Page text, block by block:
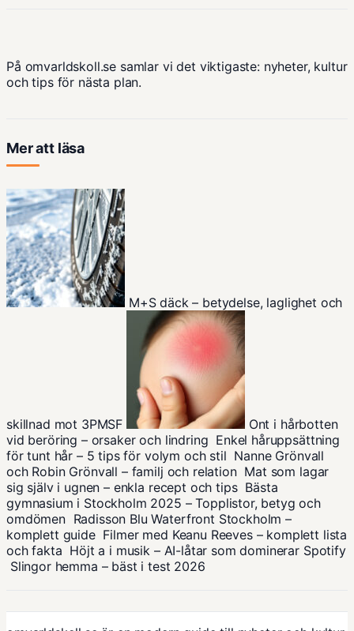
På omvarldskoll.se samlar vi det viktigaste: nyheter, kultur
och tips för nästa plan.
Mer att läsa
M+S däck – betydelse, laglighet och
skillnad mot 3PMSF
Ont i hårbotten
vid beröring – orsaker och lindring Enkel håruppsättning
för tunt hår – 5 tips för volym och stil Nanne Grönvall
och Robin Grönvall – familj och relation Mat som lagar
sig själv i ugnen – enkla recept och tips Bästa
gymnasium i Stockholm 2025 – Topplistor, betyg och
omdömen Radisson Blu Waterfront Stockholm –
komplett guide Filmer med Keanu Reeves – komplett lista
och fakta Höjt a i musik – AI-låtar som dominerar Spotify
Slingor hemma – bäst i test 2026